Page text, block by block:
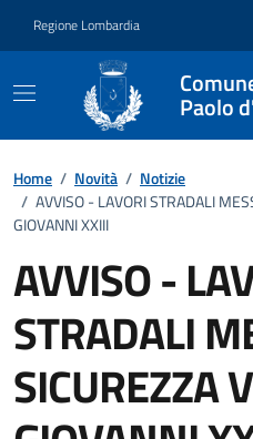
Regione Lombardia
Paolo
Home / Novità / Notizie
/ AVVISO - LAVORI STRADALI
GIOVANNI XXIII
AVVISO -
STRADALI
SICUREZZA